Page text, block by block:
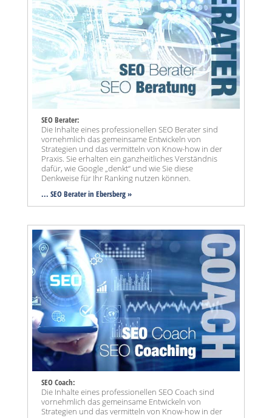
SEO Berater:
Die Inhalte eines professionellen SEO Berater sind
vornehmlich das gemeinsame Entwickeln von
Strategien und das vermitteln von Know-how in der
Praxis. Sie erhalten ein ganzheitliches Verständnis
dafür, wie Google „denkt“ und wie Sie diese
Denkweise für Ihr Ranking nutzen können.
... SEO Berater in Ebersberg »
SEO Coach:
Die Inhalte eines professionellen SEO Coach sind
vornehmlich das gemeinsame Entwickeln von
Strategien und das vermitteln von Know-how in der